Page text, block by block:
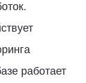
работает